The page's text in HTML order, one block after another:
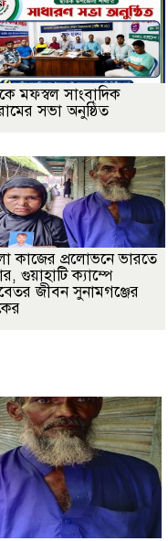
মফস্বল সাংবাদিক
সভা অনুষ্ঠিত
কাজের প্রলোভনে ভারতে
গুয়াহাটি ক্যাম্পে
জীবন সুনামগঞ্জের